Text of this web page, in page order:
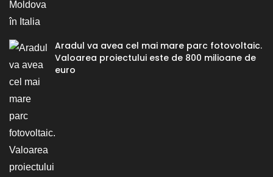
Aradul va avea cel mai mare parc fotovoltaic.
Valoarea proiectului este de 800 milioane de
euro